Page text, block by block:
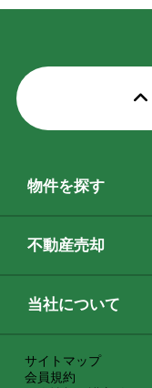
物件を探す
不動産売却
当社について
サイトマップ
会員規約